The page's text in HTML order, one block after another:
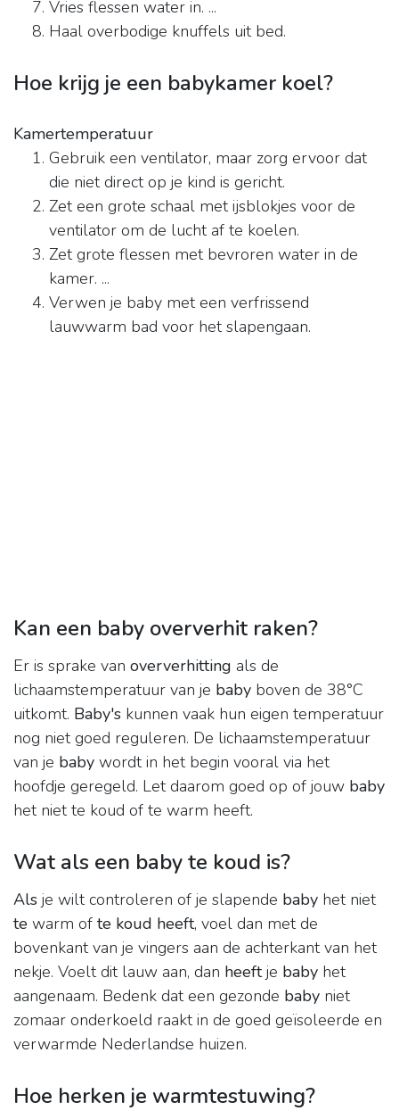
Vries flessen water in. ...
Haal overbodige knuffels uit bed.
Hoe krijg je een babykamer koel?
Kamertemperatuur
Gebruik een ventilator, maar zorg ervoor dat
die niet direct op je kind is gericht.
Zet een grote schaal met ijsblokjes voor de
ventilator om de lucht af te koelen.
Zet grote flessen met bevroren water in de
kamer. ...
Verwen je baby met een verfrissend
lauwwarm bad voor het slapengaan.
Kan een baby oververhit raken?
Er is sprake van oververhitting als de
lichaamstemperatuur van je baby boven de 38°C
uitkomt. Baby's kunnen vaak hun eigen temperatuur
nog niet goed reguleren. De lichaamstemperatuur
van je baby wordt in het begin vooral via het
hoofdje geregeld. Let daarom goed op of jouw baby
het niet te koud of te warm heeft.
Wat als een baby te koud is?
Als je wilt controleren of je slapende baby het niet
te warm of te koud heeft, voel dan met de
bovenkant van je vingers aan de achterkant van het
nekje. Voelt dit lauw aan, dan heeftje baby het
aangenaam. Bedenk dat een gezonde baby niet
zomaar onderkoeld raakt in de goed geïsoleerde en
verwarmde Nederlandse huizen.
Hoe herken je warmtestuwing?